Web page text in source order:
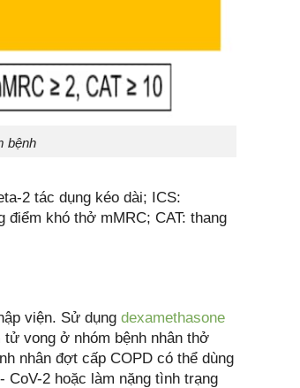
bệnh
2 tác dụng kéo dài; ICS:
điểm khó thở mMRC; CAT: thang
viện. Sử dụng dexamethasone
vong ở nhóm bệnh nhân thở
nhân đợt cấp COPD có thể dùng
2 hoặc làm nặng tình trạng